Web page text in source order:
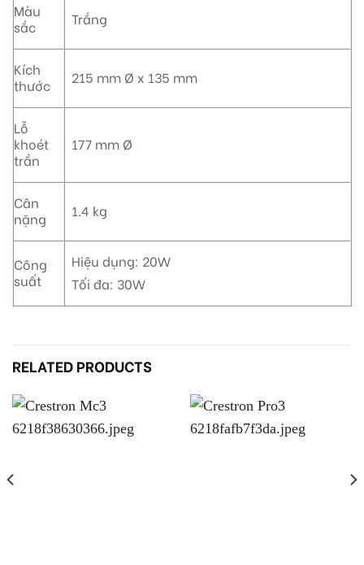
Màu
sắc
Trắng
Kích
thước
215 mm Ø x 135 mm
Lỗ
khoét
trần
177 mm Ø
Cân
nặng
1.4 kg
Công
suất
Hiệu dụng: 20W
Tối đa: 30W
RELATED PRODUCTS